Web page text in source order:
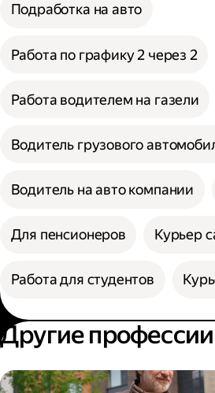
Подработка на авто
Работа по графику 2 через 2
Работа водителем на газели
Водитель грузового
Водитель на авто компании
Для пенсионеров Курьер
Работа для студентов
Другие профессии